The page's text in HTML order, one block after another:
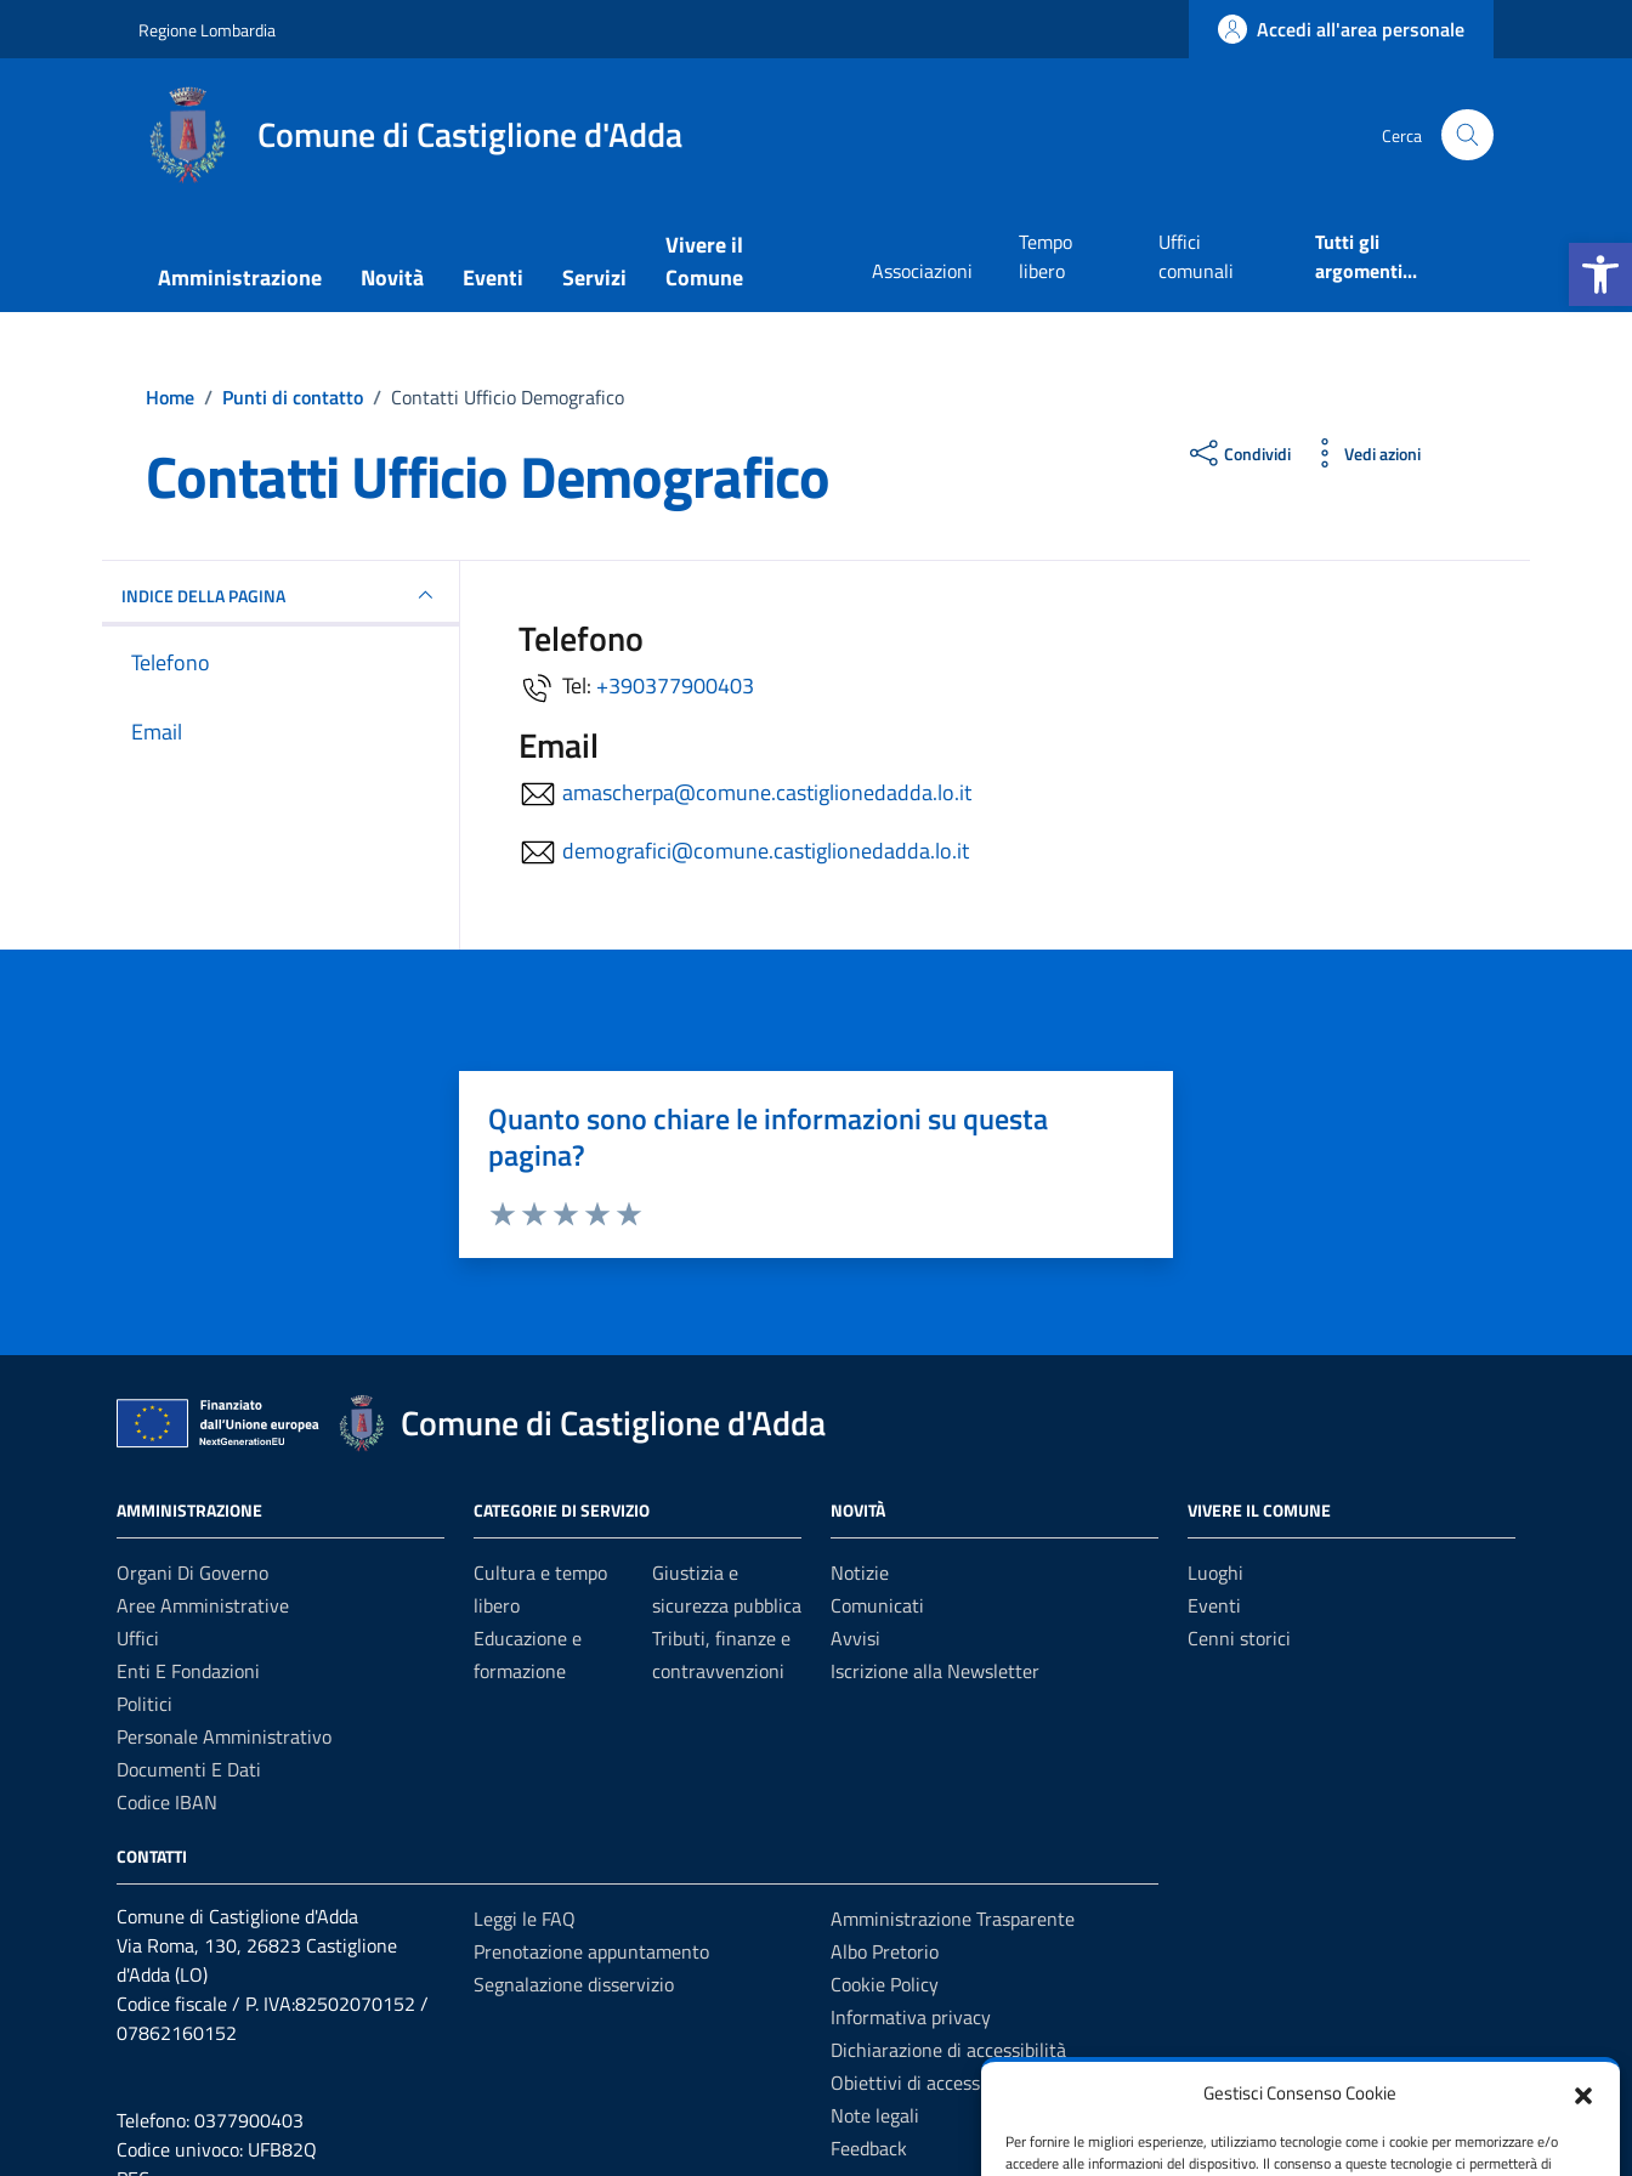
Apri la
Gestisci Consenso Cookie
Per fornire le migliori esperienze, utilizziamo tecnologie come i cookie per memorizzare e/o
accedere alle informazioni del dispositivo. Il consenso a queste tecnologie ci permetterà di
Regione Lombardia Accedi all'area personale
Comune di Castiglione d'Adda Cerca
Amministrazione Novità Eventi Servizi
Vivere il
Comune
Associazioni
Tempo
libero
Uffici
comunali
Tutti gli
argomenti...
Home / Punti di contatto / Contatti Ufficio Demografico
Contatti Ufficio Demografico Condividi Vedi azioni
INDICE DELLA PAGINA
Telefono
Email
Telefono
Tel: +390377900403
Email
amascherpa@comune.castiglionedadda.lo.it
demografici@comune.castiglionedadda.lo.it
Quanto sono chiare le informazioni su questa
pagina?
Comune di Castiglione d'Adda
AMMINISTRAZIONE
Organi Di Governo
Aree Amministrative
Uffici
Enti E Fondazioni
Politici
Personale Amministrativo
Documenti E Dati
Codice IBAN
CATEGORIE DI SERVIZIO
Cultura e tempo
libero
Educazione e
formazione
Giustizia e
sicurezza pubblica
Tributi, finanze e
contravvenzioni
NOVITÀ
Notizie
Comunicati
Avvisi
Iscrizione alla Newsletter
VIVERE IL COMUNE
Luoghi
Eventi
Cenni storici
CONTATTI
Comune di Castiglione d'Adda
Via Roma, 130, 26823 Castiglione
d'Adda (LO)
Codice fiscale / P. IVA:82502070152 /
07862160152
Telefono: 0377900403
Codice univoco: UFB82Q
Leggi le FAQ
Prenotazione appuntamento
Segnalazione disservizio
Amministrazione Trasparente
Albo Pretorio
Cookie Policy
Informativa privacy
Dichiarazione di accessibilità
Obiettivi di accessibilità
Note legali
Feedback